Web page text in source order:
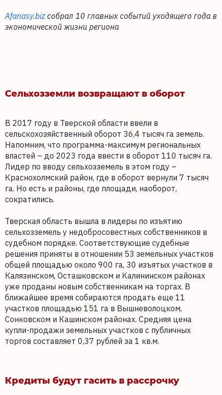
Afanasy.bizсобрал 10 главных событий уходящего года в
экономической жизни региона
Сельхозземли возвращают в оборот
В 2017 году в Тверской области ввели в
сельскохозяйственный оборот 36,4 тысяч га земель.
Напомним, что программа-максимум региональных
властей – до 2023 года ввести в оборот 110 тысяч га.
Лидер по вводу сельхозземель в этом году –
Краснохолмский район, где в оборот вернули 7 тысяч
га. Но есть и районы, где площади, наоборот,
сократились.
Тверская область вышла в лидеры по изъятию
сельхозземель у недобросовестных собственников в
судебном порядке. Соответствующие судебные
решения приняты в отношении 53 земельных участков
общей площадью около 900 га, 30 изъятых участков в
Калязинском, Осташковском и Калининском районах
уже проданы новым собственникам на торгах. В
ближайшее время собираются продать еще 11
участков площадью 151 га в Вышневолоцком,
Сонковском и Кашинском районах. Средняя цена
купли-продажи земельных участков с публичных
торгов составляет 0,37 рублей за 1 кв.м.
Кредиты будут гасить в рассрочку